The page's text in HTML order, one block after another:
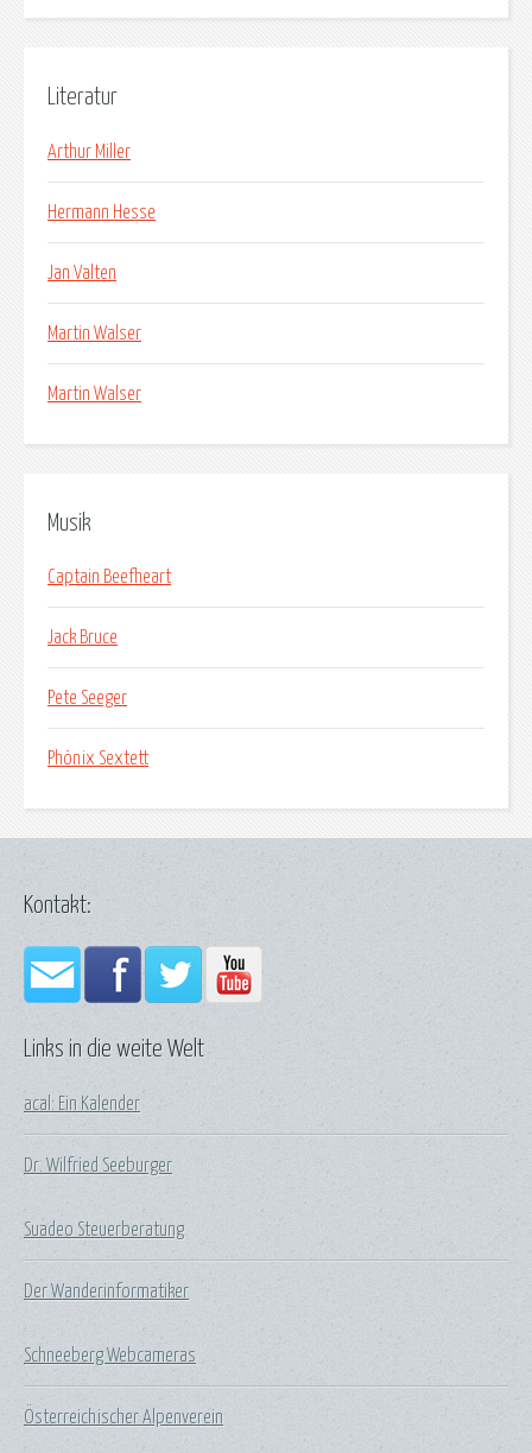
Literatur
Arthur Miller
Hermann Hesse
Jan Valten
Martin Walser
Martin Walser
Musik
Captain Beefheart
Jack Bruce
Pete Seeger
Phönix Sextett
Links in die weite Welt
acal: Ein Kalender
Dr. Wilfried Seeburger
Suadeo Steuerberatung
Der Wanderinformatiker
Schneeberg Webcameras
Österreichischer Alpenverein
Kontakt: